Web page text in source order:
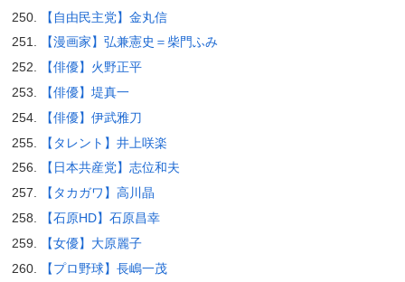
【自由民主党】金丸信
【漫画家】弘兼憲史＝柴門ふみ
【俳優】火野正平
【俳優】堤真一
【俳優】伊武雅刀
【タレント】井上咲楽
【日本共産党】志位和夫
【タカガワ】高川晶
【石原HD】石原昌幸
【女優】大原麗子
【プロ野球】長嶋一茂